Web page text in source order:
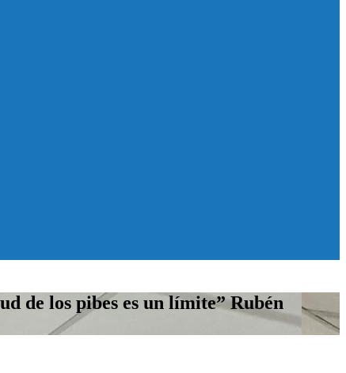
de los pibes es un límite” Rubén